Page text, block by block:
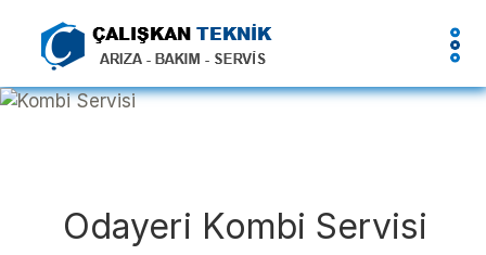
Odayeri Kombi Servisi